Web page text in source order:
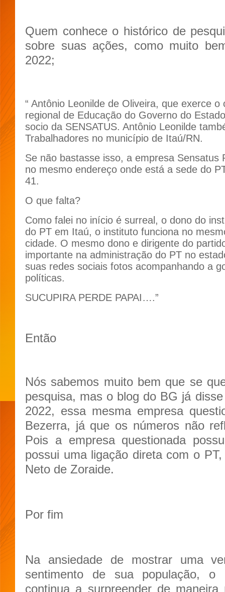
Quem conhece o histórico de
sobre suas ações, como muito
2022;
“ Antônio Leonilde de Oliveira, que exerce
regional de Educação do Governo do
socio da SENSATUS. Antônio Leonilde
Trabalhadores no município de Itaú/RN.
Se não bastasse isso, a empresa Sensatus
no mesmo endereço onde está a sede do
41.
O que falta?
Como falei no início é surreal, o dono do
do PT em Itaú, o instituto funciona no
cidade. O mesmo dono e dirigente do
importante na administração do PT no
suas redes sociais fotos acompanhando a
políticas.
SUCUPIRA PERDE PAPAI….”
Então
Nós sabemos muito bem que se
pesquisa, mas o blog do BG já
2022, essa mesma empresa
Bezerra, já que os números não
Pois a empresa questionada
possui uma ligação direta com o
Neto de Zoraide.
Por fim
Na ansiedade de mostrar uma
sentimento de sua população, o
continua a surpreender de